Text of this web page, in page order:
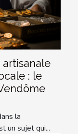
: le
la
un sujet qui...